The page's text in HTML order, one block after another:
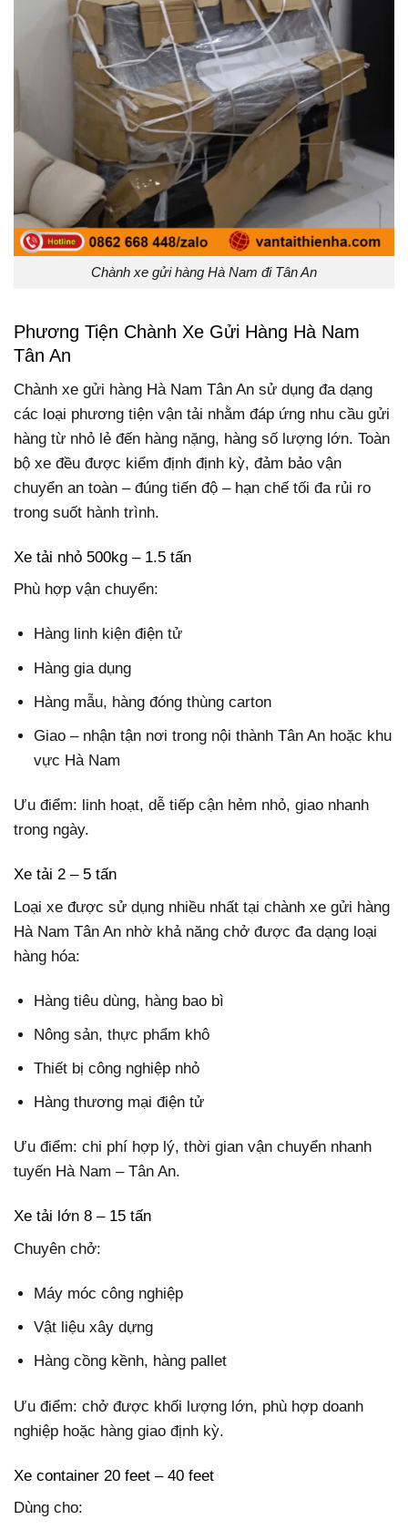
Chành xe gửi hàng Hà Nam đi Tân An
Phương Tiện Chành Xe Gửi Hàng Hà Nam
Tân An
Chành xe gửi hàng Hà Nam Tân An sử dụng đa dạng
các loại phương tiện vận tải nhằm đáp ứng nhu cầu gửi
hàng từ nhỏ lẻ đến hàng nặng, hàng số lượng lớn. Toàn
bộ xe đều được kiểm định định kỳ, đảm bảo vận
chuyển an toàn – đúng tiến độ – hạn chế tối đa rủi ro
trong suốt hành trình.
Xe tải nhỏ 500kg – 1.5 tấn
Phù hợp vận chuyển:
Hàng linh kiện điện tử
Hàng gia dụng
Hàng mẫu, hàng đóng thùng carton
Giao – nhận tận nơi trong nội thành Tân An hoặc khu
vực Hà Nam
Ưu điểm: linh hoạt, dễ tiếp cận hẻm nhỏ, giao nhanh
trong ngày.
Xe tải 2 – 5 tấn
Loại xe được sử dụng nhiều nhất tại chành xe gửi hàng
Hà Nam Tân An nhờ khả năng chở được đa dạng loại
hàng hóa:
Hàng tiêu dùng, hàng bao bì
Nông sản, thực phẩm khô
Thiết bị công nghiệp nhỏ
Hàng thương mại điện tử
Ưu điểm: chi phí hợp lý, thời gian vận chuyển nhanh
tuyến Hà Nam – Tân An.
Xe tải lớn 8 – 15 tấn
Chuyên chở:
Máy móc công nghiệp
Vật liệu xây dựng
Hàng cồng kềnh, hàng pallet
Ưu điểm: chở được khối lượng lớn, phù hợp doanh
nghiệp hoặc hàng giao định kỳ.
Xe container 20 feet – 40 feet
Dùng cho: